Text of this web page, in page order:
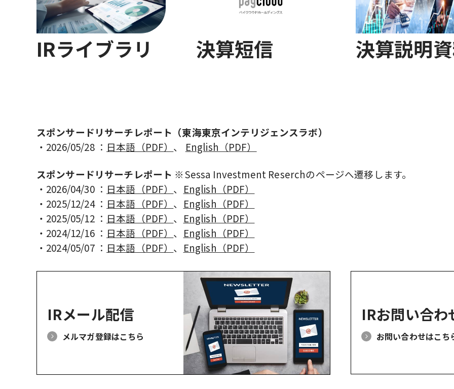
IRライブラリ 決算短信 決算説明
スポンサードリサーチレポート（東海東京インテリジェンスラボ）
・2026/05/28 ： 日本語（PDF） 、 English（PDF）
スポンサードリサーチレポート ※Sessa Investment Reserchのページへ遷移します。
・2026/04/30 ： 日本語（PDF） 、 English（PDF）
・2025/12/24 ： 日本語（PDF） 、 English（PDF）
・2025/05/12 ： 日本語（PDF） 、 English（PDF）
・2024/12/16 ： 日本語（PDF） 、 English（PDF）
・2024/05/07 ： 日本語（PDF） 、 English（PDF）
IRメール配信
メルマガ登録はこちら
IRお問い合わ
お問い合わせはこち